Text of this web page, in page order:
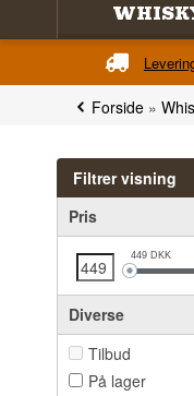
Forside »
Filtrer visning
Pris
449 DKK
Diverse
Tilbud
På lager